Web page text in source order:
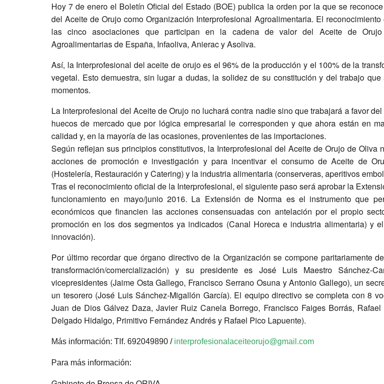
Hoy 7 de enero el Boletín Oficial del Estado (BOE) publica la orden por la que se
del Aceite de Orujo como Organización Interprofesional Agroalimentaria. El
las cinco asociaciones que participan en la cadena de valor del Aceite de Orujo
Agroalimentarias de España, Infaoliva, Anierac y Asoliva.
Así, la Interprofesional del aceite de orujo es el 96% de la producción y el 100% de la
vegetal. Esto demuestra, sin lugar a dudas, la solidez de su constitución y del trabajo
momentos.
La Interprofesional del Aceite de Orujo no luchará contra nadie sino que trabajará a favor
huecos de mercado que por lógica empresarial le corresponden y que ahora están en
calidad y, en la mayoría de las ocasiones, provenientes de las importaciones.
Según reflejan sus principios constitutivos, la Interprofesional del Aceite de Orujo de Oliva
acciones de promoción e investigación y para incentivar el consumo de Aceite de
(Hostelería, Restauración y Catering) y la industria alimentaria (conserveras, aperitivos
Tras el reconocimiento oficial de la Interprofesional, el siguiente paso será aprobar la
funcionamiento en mayo/junio 2016. La Extensión de Norma es el instrumento que
económicos que financien las acciones consensuadas con antelación por el propio
promoción en los dos segmentos ya indicados (Canal Horeca e industria alimentaria) y
innovación).
Por último recordar que órgano directivo de la Organización se compone paritariamente
transformación/comercialización) y su presidente es José Luis Maestro Sánchez-
vicepresidentes (Jaime Osta Gallego, Francisco Serrano Osuna y Antonio Gallego), un
un tesorero (José Luis Sánchez-Migallón García). El equipo directivo se completa con 8
Juan de Dios Gálvez Daza, Javier Ruiz Canela Borrego, Francisco Faiges Borrás,
Delgado Hidalgo, Primitivo Fernández Andrés y Rafael Pico Lapuente).
Más información: Tlf. 692049890 / interprofesionalaceiteorujo@gmail.com
Para más información: